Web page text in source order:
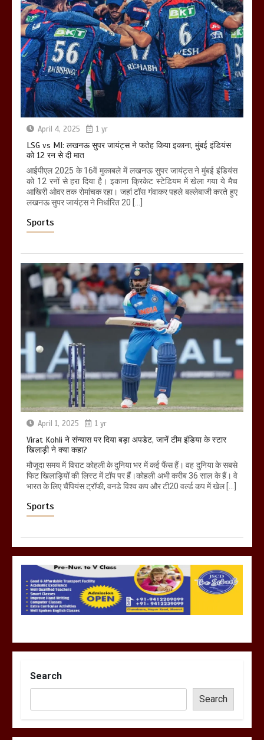
April 4, 2025 1 yr
LSG vs MI: लखनऊ सुपर जायंट्स ने फतेह किया इकाना, मुंबई इंडियंस
को 12 रन से दी मात
आईपीएल 2025 के 16वें मुकाबले में लखनऊ सुपर जायंट्स ने मुंबई इंडियंस
को 12 रनों से हरा दिया है। इकाना क्रिकेट स्टेडियम में खेला गया ये मैच
आखिरी ओवर तक रोमांचक रहा। जहां टॉस गंवाकर पहले बल्लेबाजी करते हुए
लखनऊ सुपर जायंट्स ने निर्धारित 20 […]
Sports
April 1, 2025 1 yr
Virat Kohli ने संन्यास पर दिया बड़ा अपडेट, जानें टीम इंडिया के स्टार
खिलाड़ी ने क्या कहा?
मौजूदा समय में विराट कोहली के दुनिया भर में कई फैंस हैं। वह दुनिया के सबसे
फिट खिलाड़ियों की लिस्ट में टॉप पर हैं।कोहली अभी करीब 36 साल के हैं। वे
भारत के लिए चैंपियंस ट्रॉफी, वनडे विश्व कप और टी20 वर्ल्ड कप में खेल […]
Sports
Search
Search